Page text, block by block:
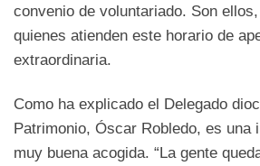
convenio de voluntariado. Son
quienes atienden este horario de
extraordinaria.
Como ha explicado el Delegado
Patrimonio, Óscar Robledo, es una
muy buena acogida. “La gente